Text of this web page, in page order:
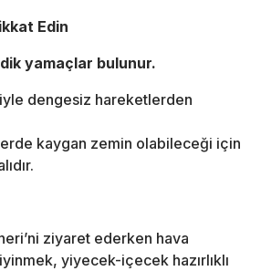
Edin
yamaçlar bulunur.
dengesiz hareketlerden
kaygan zemin olabileceği için
ziyaret ederken hava
yiyecek-içecek hazırlıklı